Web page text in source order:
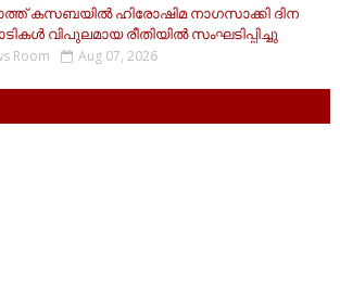
കസബയിൽ ഹിരോഷിമ നാഗസാക്കി ദിന
വിപുലമായ രീതിയിൽ സംഘടിപ്പിച്ചു
Room Aug 07, 2026